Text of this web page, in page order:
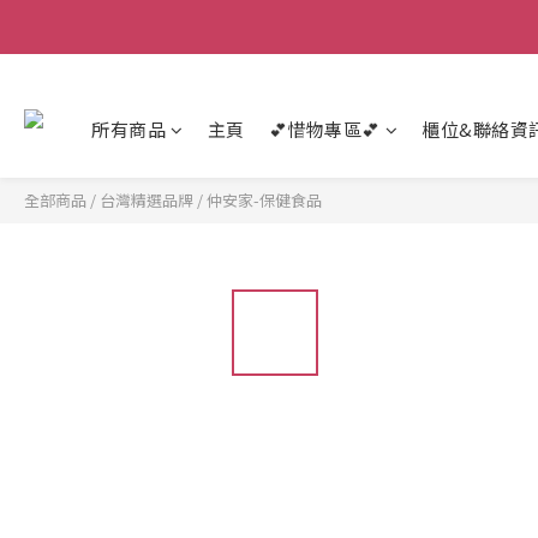
所有商品 主頁 💕惜物專區💕 櫃位&聯絡資
全部商品 / 台灣精選品牌 /仲安家-保健食品